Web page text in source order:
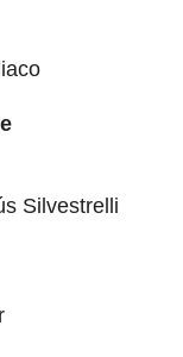
Silvestrelli